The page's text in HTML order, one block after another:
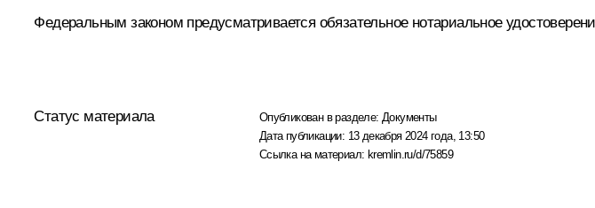
Федеральным законом предусматривается обязательное нотариальное
Статус материала Опубликован в разделе: Документы
Дата публикации: 13 декабря 2024 года, 13:50
Ссылка на материал: kremlin.ru/d/75859